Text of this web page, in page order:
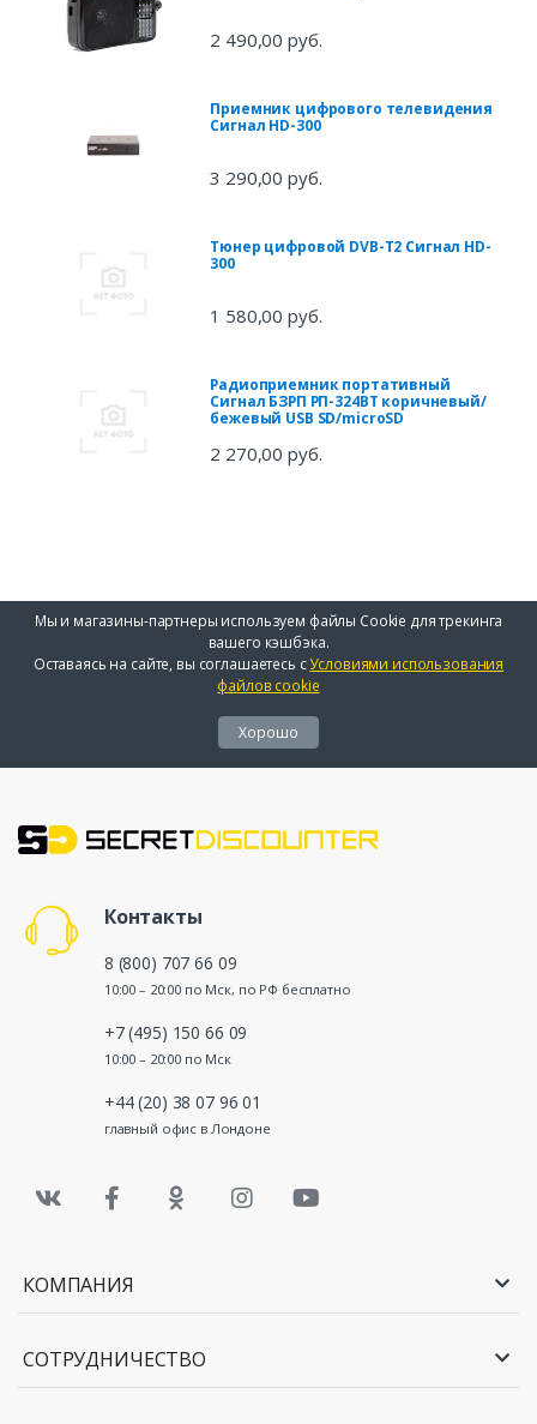
2 490,00 руб.
Приемник цифрового телевидения
Сигнал HD-300
3 290,00 руб.
Тюнер цифровой DVB-T2 Сигнал HD-
300
1 580,00 руб.
Радиоприемник портативный
Сигнал БЗРП РП-324BT коричневый/
бежевый USB SD/microSD
2 270,00 руб.
Мы и магазины-партнеры используем файлы Cookie для трекинга
вашего кэшбэка.
Оставаясь на сайте, вы соглашаетесь сУсловиями использования
файлов cookie
Хорошо
Контакты
8 (800) 707 66 09
10:00 – 20:00 по Мск, по РФ бесплатно
+7 (495) 150 66 09
10:00 – 20:00 по Мск
+44 (20) 38 07 96 01
главный офис в Лондоне
КОМПАНИЯ
СОТРУДНИЧЕСТВО